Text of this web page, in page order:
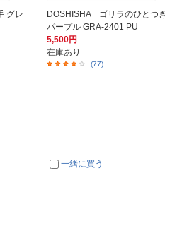
グレ
DOSHISHA ゴリラのひとつき
パープル GRA-2401 PU
5,500円
在庫あり
(77)
一緒に買う